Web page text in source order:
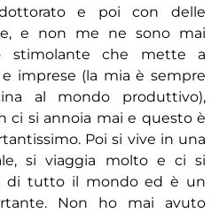
e poi con delle
e non me ne sono mai
stimolante che mette a
imprese (la mia è sempre
al mondo produttivo),
ci si annoia mai e questo è
Poi si vive in una
si viaggia molto e ci si
di tutto il mondo ed è un
Non ho mai avuto